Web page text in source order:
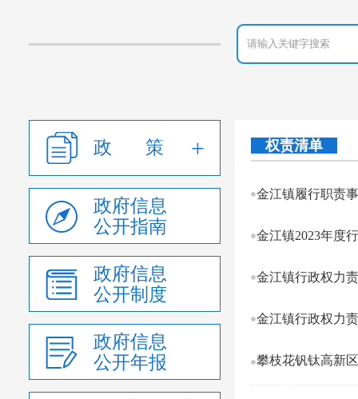
政 策
政府信息
公开指南
政府信息
公开制度
政府信息
公开年报
权责清单
金江镇履行职责
金江镇2023年度
金江镇行政权力
金江镇行政权力
攀枝花钒钛高新